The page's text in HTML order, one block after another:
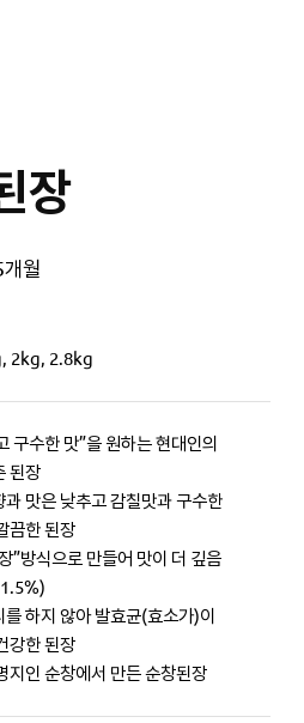
장
월
2kg, 2.8kg
구수한 맛”을 원하는 현대인의
된장
과 맛은 낮추고 감칠맛과 구수한
끔한 된장
”방식으로 만들어 맛이 더 깊음
를 하지 않아 발효균(효소가)이
강한 된장
지인 순창에서 만든 순창된장